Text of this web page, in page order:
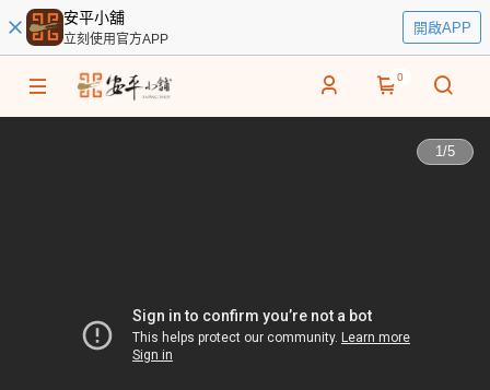
安平小舖
立刻使用官方APP
開啟APP
0
1/5